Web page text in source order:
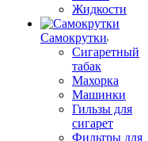
Жидкости
Самокрутки
Сигаретный
табак
Махорка
Машинки
Гильзы для
сигарет
Фильтры для